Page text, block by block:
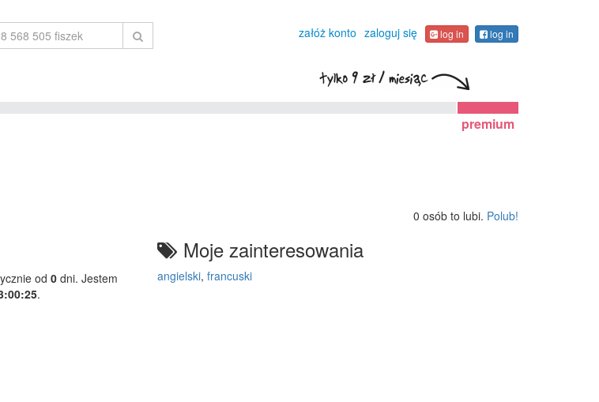
załóż konto zaloguj się log in log in
premium
0 osób to lubi. Polub!
od 0 dni. Jestem
.
Moje zainteresowania
angielski, francuski